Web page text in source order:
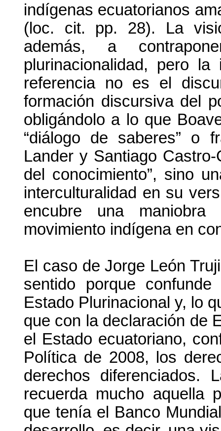
indígenas ecuatorianos
(loc. cit. pp. 28). La
además, a
plurinacionalidad, pero
referencia no es el
formación discursiva del
obligándolo a lo que
“diálogo de saberes” o
Lander y Santiago
del conocimiento”, sino
interculturalidad en su
encubre una
movimiento indígena en
El caso de Jorge León
sentido porque
Estado Plurinacional y, lo
que con la declaración de
el Estado ecuatoriano,
Política de 2008, los
derechos diferenciados.
recuerda mucho aquella
que tenía el Banco